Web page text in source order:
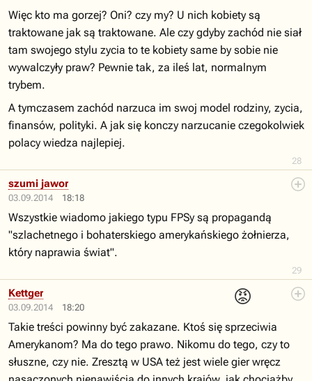
28
Więc kto ma gorzej? Oni? czy my? U nich kobiety są
traktowane jak są traktowane. Ale czy gdyby zachód nie siał
tam swojego stylu zycia to te kobiety same by sobie nie
wywalczyły praw? Pewnie tak, za ileś lat, normalnym
trybem.
A tymczasem zachód narzuca im swoj model rodziny, zycia,
finansów, polityki. A jak się konczy narzucanie czegokolwiek
polacy wiedza najlepiej.
03.09.2014 18:18
29
szumi jawor
Wszystkie wiadomo jakiego typu FPSy są propagandą
"szlachetnego i bohaterskiego amerykańskiego żołnierza,
który naprawia świat".
03.09.2014 18:20
😡
Kettger
Takie treści powinny być zakazane. Ktoś się sprzeciwia
Amerykanom? Ma do tego prawo. Nikomu do tego, czy to
słuszne, czy nie. Zresztą w USA też jest wiele gier wręcz